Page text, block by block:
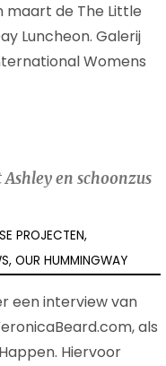
maart de The Little
Luncheon. Galerij
Womens
en schoonzus
PROJECTEN,
,OUR HUMMINGWAY
een interview van
als
Hiervoor